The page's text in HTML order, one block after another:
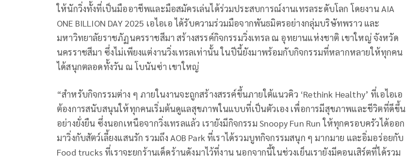
ให้นักวิ่งทั้งที่เป็นมืออาชีพและมือสมัครเล่นได้ร่วมประสบการณ์งานเทรลระดับโลก โดยงาน AIA
ONE BILLION DAY 2025 เอไอเอ ได้รับความร่วมมือจากพันธมิตรอย่างกลุ่มบริษัทพราว และ
มหาวิทยาลัยราชภัฏนครราชสีมา สร้างสรรค์กิจกรรมวิ่งเทรล ณ อุทยานแห่งชาติ เขาใหญ่ จังหวัด
นครราชสีมา ซึ่งไม่เพียงแต่งานวิ่งเทรลเท่านั้น ในปีนี้ยังมาพร้อมกับกิจกรรมที่หลากหลายให้ทุกคน
ได้สนุกตลอดทั้งวัน ณ โบนันซ่า เขาใหญ่
“สำหรับกิจกรรมต่าง ๆ ภายในงานจะถูกสร้างสรรค์ขึ้นภายใต้แนวคิว ‘Rethink Healthy’ ที่เอไอเอ
ต้องการสนับสนุนให้ทุกคนเริ่มต้นดูแลสุขภาพในแบบที่เป็นตัวเอง เพื่อการมีสุขภาพและชีวิตที่ดีขึ้น
อย่างยั่งยืน ซึ่งนอกเหนือจากวิ่งเทรลแล้ว เรายังมีกิจกรรม Snoopy Fun Run ให้ทุกครอบครัวได้ออก
มาวิ่งกับสัตว์เลี้ยงแสนรัก รวมถึง AOB Park ที่เราได้รวมบูทกิจกรรมสนุก ๆ มากมาย และอิ่มอร่อยกับ
Food trucks ที่เราจะยกร้านเด็ดร้านดังมาไว้ที่งาน นอกจากนี้ในช่วงเย็นเรายังมีคอนเสิร์ตที่ได้รวม